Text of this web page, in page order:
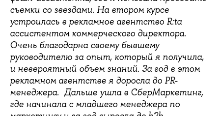
съемки со звездами. На втором курсе
устроилась в рекламное агентство R:ta
ассистентом коммерческого директора.
Очень благодарна своему бывшему
руководителю за опыт, который я получила,
и невероятный объем знаний. За год в этом
рекламном агентстве я доросла до PR-
менеджера. Дальше ушла в СберМаркетинг,
где начинала с младшего менеджера по